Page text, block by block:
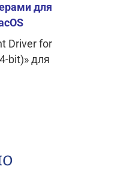
для
Driver for
bit)» для